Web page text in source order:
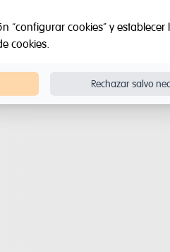
“configurar cookies” y
cookies.
Rechazar salvo